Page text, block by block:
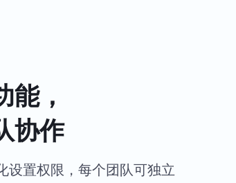
能，
协作
设置权限，每个团队可独立